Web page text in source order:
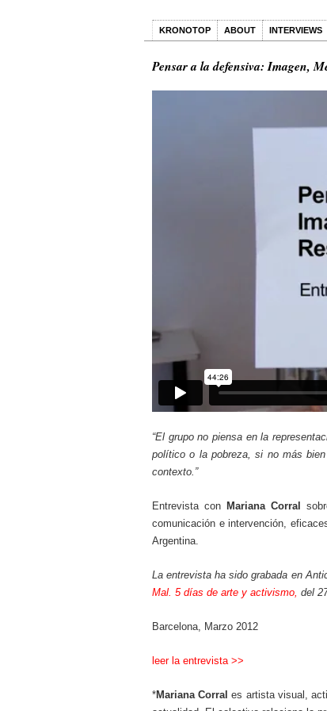
KRONOTOP ABOUT INTERVIEWS
Pensar a la defensiva: Imagen,
“El grupo no piensa en la
político o la pobreza, si no más
contexto.”
Entrevista con Mariana Corral
comunicación e intervención,
Argentina.
La entrevista ha sido grabada en
Mal. 5 días de arte y activismo, del
Barcelona, Marzo 2012
leer la entrevista >>
*Mariana Corrales artista visual,